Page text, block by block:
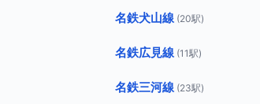
名鉄犬山線 (20駅)
名鉄広見線 (11駅)
名鉄三河線 (23駅)